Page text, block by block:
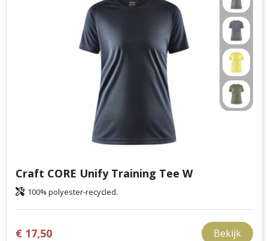
Craft CORE Unify Training Tee W
100% polyester-recycled.
€ 17,50 Bekijk